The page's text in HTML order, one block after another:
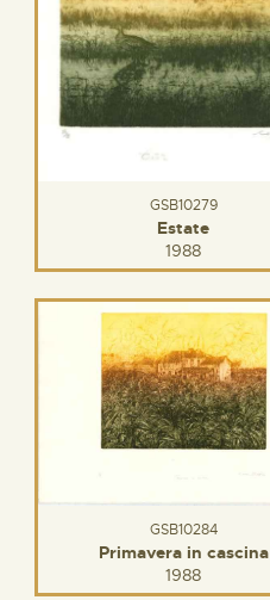
GSB10279
Estate
1988
GSB10284
Primavera in cascina
1988